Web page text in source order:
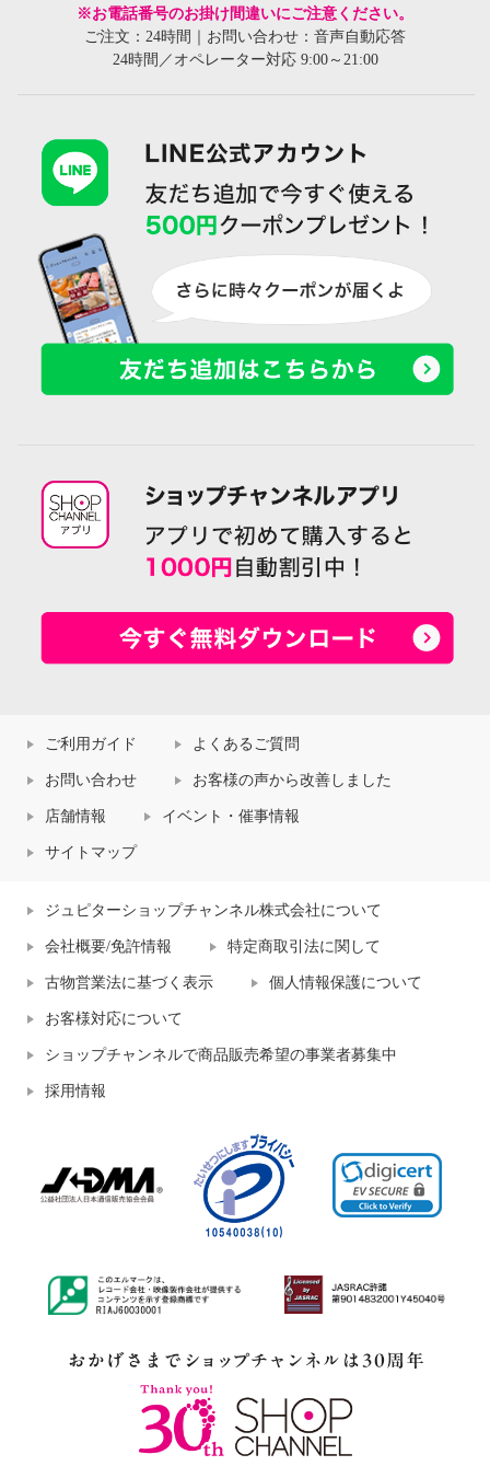
※お電話番号のお掛け間違いにご注意ください。
ご注文：24時間｜お問い合わせ：音声自動応答
24時間／オペレーター対応 9:00～21:00
ご利用ガイド よくあるご質問
お問い合わせ お客様の声から改善しました
店舗情報 イベント・催事情報
サイトマップ
ジュピターショップチャンネル株式会社について
会社概要/免許情報 特定商取引法に関して
古物営業法に基づく表示 個人情報保護について
お客様対応について
ショップチャンネルで商品販売希望の事業者募集中
採用情報